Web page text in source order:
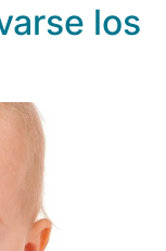
los